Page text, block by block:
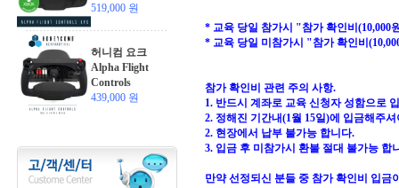
519,000 원
허니컴 요크
Alpha Flight
Controls
439,000 원
* 교육 당일 참가시 "참가 확인비(10,000
* 교육 당일 미참가시 "참가 확인비
참가 확인비 관련 주의 사항.
1. 반드시 계좌로 교육 신청자 성함으로
2. 정해진 기간내(1월 15일)에 입금해주
2. 현장에서 납부 불가능 합니다.
3. 입금 후 미참가시 환불 절대 불가능 합
만약 선정되신 분들 중 참가 확인비 입금